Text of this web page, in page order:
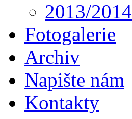
2013/2014
Fotogalerie
Archiv
Napište nám
Kontakty